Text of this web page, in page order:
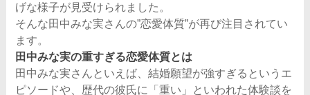
げな様子が見受けられました。
そんな田中みな実さんの”恋愛体質”が再び注目されてい
ます。
田中みな実の重すぎる恋愛体質とは
田中みな実さんといえば、結婚願望が強すぎるというエ
ピソードや、歴代の彼氏に「重い」といわれた体験談を